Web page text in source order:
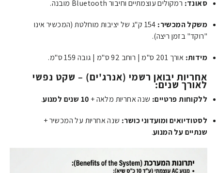
סאונד: רמקולים עוצמתיים וחיבור Bluetooth מובנה.
משקל המכשיר:
154 ק"ג של יציבות מוחלטת (המכשיר אינו
"רוקד" בזמן ריצה).
מידות: אורך 201 ס"מ | רוחב 92 ס"מ | גובה 159 ס"מ.
אחריות יבואן רשמי (אנרג'ים) – שקט נפשי
לאורך שנים:
ללקוחות פרטיים: שנה אחריות מלאה + 10 שנים למנוע .
לסטודיואים ומועדוני כושר: שנה אחריות על המכשיר +
שנתיים על המנוע.